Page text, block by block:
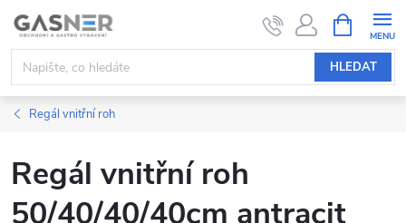
Přejít
obsah
HLEDAT
NÁKUPNÍ
KOŠÍK
Regál vnitřní roh
Regál vnitřní roh
50/40/40/40cm antracit